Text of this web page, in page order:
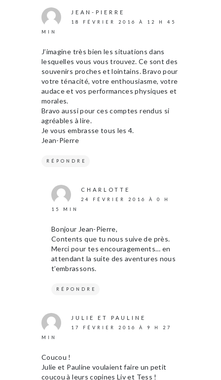
JEAN-PIERRE
18 FÉVRIER 2016 À 12 H 45
MIN
J’imagine très bien les situations dans
lesquelles vous vous trouvez. Ce sont des
souvenirs proches et lointains. Bravo pour
votre ténacité, votre enthousiasme, votre
audace et vos performances physiques et
morales.
Bravo aussi pour ces comptes rendus si
agréables à lire.
Je vous embrasse tous les 4.
Jean-Pierre
RÉPONDRE
CHARLOTTE
24 FÉVRIER 2016 À 0 H
15 MIN
Bonjour Jean-Pierre,
Contents que tu nous suive de près.
Merci pour tes encouragements… en
attendant la suite des aventures nous
t’embrassons.
RÉPONDRE
JULIE ET PAULINE
17 FÉVRIER 2016 À 9 H 27
MIN
Coucou !
Julie et Pauline voulaient faire un petit
coucou à leurs copines Liv et Tess !